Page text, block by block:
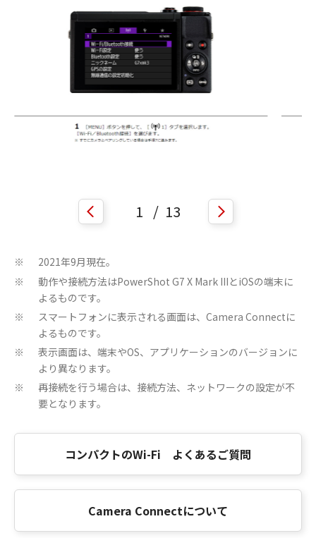
1 / 13
※ 2021年9月現在。
※
動作や接続方法はPowerShot G7 X Mark IIIとiOSの端末に
よるものです。
※
スマートフォンに表示される画面は、Camera Connectに
よるものです。
※
表示画面は、端末やOS、アプリケーションのバージョンに
より異なります。
※
再接続を行う場合は、接続方法、ネットワークの設定が不
要となります。
コンパクトのWi-Fi よくあるご質問
Camera Connectについて